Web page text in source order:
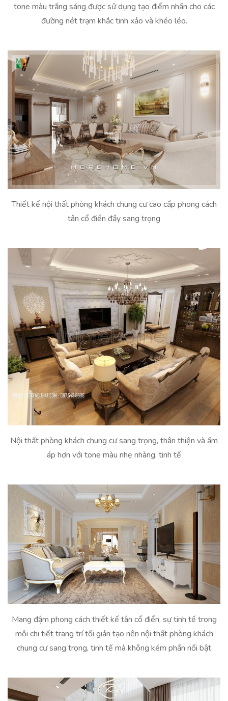
tone màu trắng sáng được sử dụng tạo điểm nhấn cho các
đường nét trạm khắc tinh xảo và khéo léo.
Thiết kế nội thất phòng khách chung cư cao cấp phong cách
tân cổ điển đầy sang trọng
Nội thất phòng khách chung cư sang trọng, thân thiện và ấm
áp hơn với tone màu nhẹ nhàng, tinh tế
Mang đậm phong cách thiết kế tân cổ điển, sự tinh tế trong
mỗi chi tiết trang trí tối giản tạo nên nội thất phòng khách
chung cư sang trọng, tinh tế mà không kém phần nổi bật